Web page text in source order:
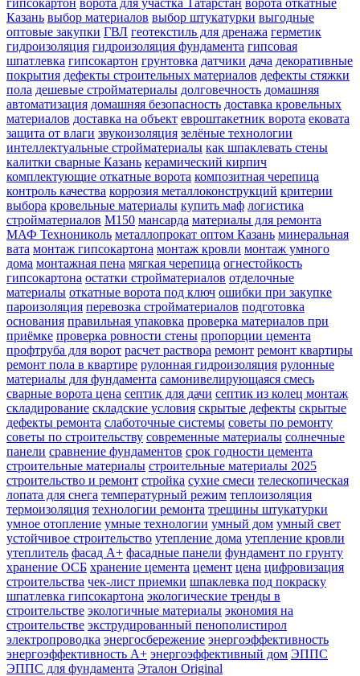
Казань выбор материалов выбор штукатурки выгодные
оптовые закупки ГВЛ геотекстиль для дренажа герметик
гидроизоляция гидроизоляция фундамента гипсовая
шпатлевка гипсокартон грунтовка датчики дача декоративные
покрытия дефекты строительных материалов дефекты стяжки
пола дешевые стройматериалы долговечность домашняя
автоматизация домашняя безопасность доставка кровельных
материалов доставка на объект евроштакетник ворота ековата
защита от влаги звукоизоляция зелёные технологии
интеллектуальные стройматериалы как шпаклевать стены
калитки сварные Казань керамический кирпич
комплектующие откатные ворота композитная черепица
контроль качества коррозия металлоконструкций критерии
выбора кровельные материалы купить маф логистика
стройматериалов М150 мансарда материалы для ремонта
МАФ Технониколь металлопрокат оптом Казань минеральная
вата монтаж гипсокартона монтаж кровли монтаж умного
дома монтажная пена мягкая черепица огнестойкость
гипсокартона остатки стройматериалов отделочные
материалы откатные ворота под ключ ошибки при закупке
пароизоляция перевозка стройматериалов подготовка
основания правильная упаковка проверка материалов при
приёмке проверка ровности стены пропорции цемента
профтруба для ворот расчет раствора ремонт ремонт квартиры
ремонт пола в квартире рулонная гидроизоляция рулонные
материалы для фундамента самонивелирующаяся смесь
сварные ворота цена септик для дачи септик из колец монтаж
складирование складские условия скрытые дефекты скрытые
дефекты ремонта слаботочные системы советы по ремонту
советы по строительству современные материалы солнечные
панели сравнение фундаментов срок годности цемента
строительные материалы строительные материалы 2025
строительство и ремонт стройка сухие смеси телескопическая
лопата для снега температурный режим теплоизоляция
термоизоляция технологии ремонта трещины штукатурки
умное отопление умные технологии умный дом умный свет
устойчивое строительство утепление дома утепление кровли
утеплитель фасад А+ фасадные панели фундамент по грунту
хранение ОСБ хранение цемента цемент цена цифровизация
строительства чек-лист приемки шпаклевка под покраску
шпатлевка гипсокартона экологические тренды в
строительстве экологичные материалы экономия на
строительстве экструдированный пенополистирол
электропроводка энергосбережение энергоэффективность
энергоэффективность А+ энергоэффективный дом ЭППС
ЭППС для фундамента Эталон Original